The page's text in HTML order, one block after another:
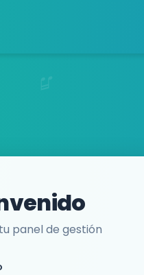
panel de gestión